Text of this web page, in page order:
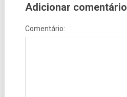
Adicionar comentário
Comentário: